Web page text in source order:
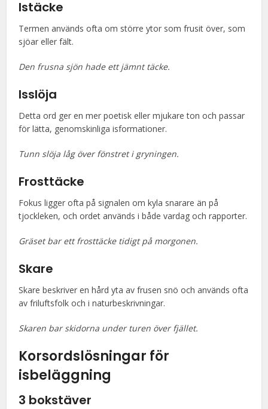
Istäcke
Termen används ofta om större ytor som frusit över, som
sjöar eller fält.
Den frusna sjön hade ett jämnt täcke.
Isslöja
Detta ord ger en mer poetisk eller mjukare ton och passar
för lätta, genomskinliga isformationer.
Tunn slöja låg över fönstret i gryningen.
Frosttäcke
Fokus ligger ofta på signalen om kyla snarare än på
tjockleken, och ordet används i både vardag och rapporter.
Gräset bar ett frosttäcke tidigt på morgonen.
Skare
Skare beskriver en hård yta av frusen snö och används ofta
av friluftsfolk och i naturbeskrivningar.
Skaren bar skidorna under turen över fjället.
Korsordslösningar för
isbeläggning
3 bokstäver